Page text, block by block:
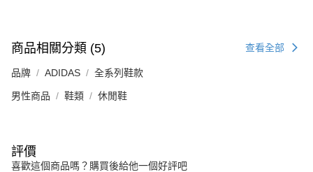
商品相關分類 (5) 查看全部
品牌 ADIDAS 全系列鞋款
男性商品 鞋類 休閒鞋
評價
喜歡這個商品嗎？購買後給他一個好評吧